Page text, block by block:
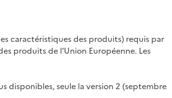
caractéristiques des produits) requis par
produits de l’Union Européenne. Les
disponibles, seule la version 2 (septembre